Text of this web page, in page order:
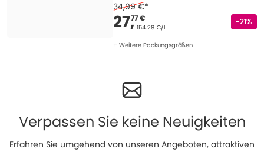
34,99 €*
Verkaufspreis
27,
77 €
Grundpreis
154.28 €/l
-21%
+ Weitere Packungsgrößen
Verpassen Sie keine Neuigkeiten
Erfahren Sie umgehend von unseren Angeboten, attraktiven